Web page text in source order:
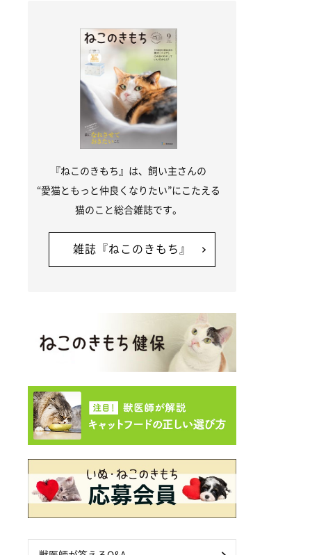
『ねこのきもち』は、飼い主さんの
“愛猫ともっと仲良くなりたい”にこたえる
猫のこと総合雑誌です。
雑誌『ねこのきもち』